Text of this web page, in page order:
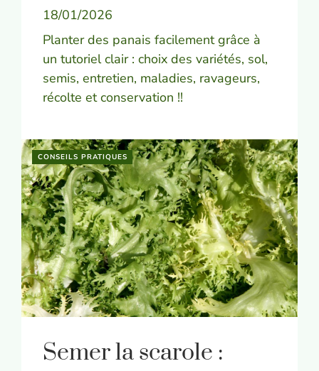
18/01/2026
Planter des panais facilement grâce à
un tutoriel clair : choix des variétés, sol,
semis, entretien, maladies, ravageurs,
récolte et conservation !!
CONSEILS PRATIQUES
Semer la scarole :